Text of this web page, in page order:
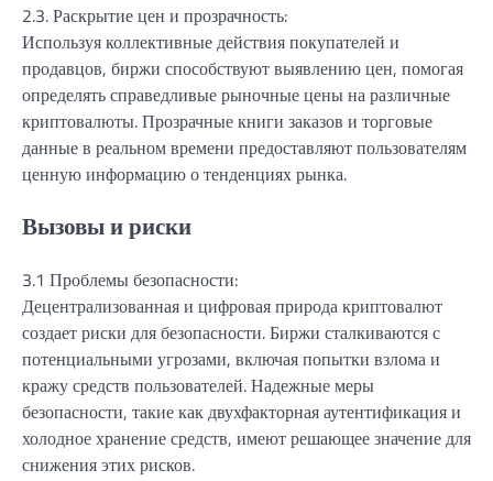
2.3. Раскрытие цен и прозрачность:
Используя коллективные действия покупателей и
продавцов, биржи способствуют выявлению цен, помогая
определять справедливые рыночные цены на различные
криптовалюты. Прозрачные книги заказов и торговые
данные в реальном времени предоставляют пользователям
ценную информацию о тенденциях рынка.
Вызовы и риски
3.1 Проблемы безопасности:
Децентрализованная и цифровая природа криптовалют
создает риски для безопасности. Биржи сталкиваются с
потенциальными угрозами, включая попытки взлома и
кражу средств пользователей. Надежные меры
безопасности, такие как двухфакторная аутентификация и
холодное хранение средств, имеют решающее значение для
снижения этих рисков.